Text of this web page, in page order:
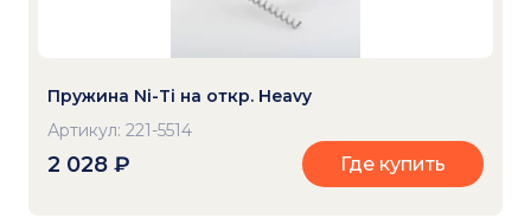
Пружина Ni-Ti на откр. Heavy
Артикул: 221-5514
2 028 ₽ Где купить